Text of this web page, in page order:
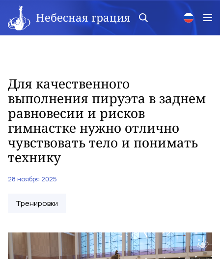
Небесная грация
Для качественного
выполнения пируэта в заднем
равновесии и рисков
гимнастке нужно отлично
чувствовать тело и понимать
технику
28 ноября 2025
Тренировки